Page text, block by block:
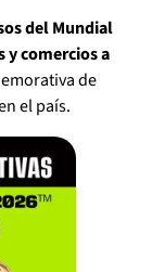
del Mundial
y comercios a
de
el país.